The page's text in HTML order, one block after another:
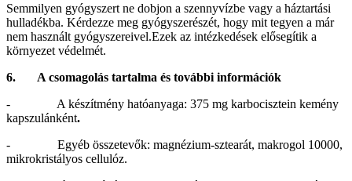
Semmilyen gyógyszert ne dobjon a szennyvízbe vagy a háztartási
hulladékba. Kérdezze meg gyógyszerészét, hogy mit tegyen a már
nem használt gyógyszereivel.Ezek az intézkedések elősegítik a
környezet védelmét.
6. A csomagolás tartalma és további információk
- A készítmény hatóanyaga: 375 mg karbocisztein kemény
kapszulánként.
- Egyéb összetevők: magnézium-sztearát, makrogol 10000,
mikrokristályos cellulóz.